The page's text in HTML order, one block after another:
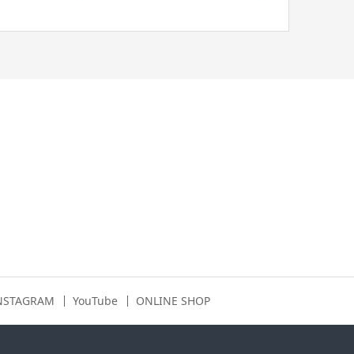
YouTube ONLINE SHOP